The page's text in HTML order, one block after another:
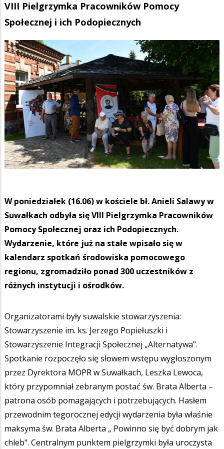
VIII Pielgrzymka Pracowników Pomocy
Społecznej i ich Podopiecznych
W poniedziałek (16.06) w kościele bł. Anieli Salawy w
Suwałkach odbyła się VIII Pielgrzymka Pracowników
Pomocy Społecznej oraz ich Podopiecznych.
Wydarzenie, które już na stałe wpisało się w
kalendarz spotkań środowiska pomocowego
regionu, zgromadziło ponad 300 uczestników z
różnych instytucji i ośrodków.
Organizatorami były suwalskie stowarzyszenia:
Stowarzyszenie im. ks. Jerzego Popiełuszki i
Stowarzyszenie Integracji Społecznej „Alternatywa".
Spotkanie rozpoczęło się słowem wstępu wygłoszonym
przez Dyrektora MOPR w Suwałkach, Leszka Lewoca,
który przypomniał zebranym postać św. Brata Alberta –
patrona osób pomagających i potrzebujących. Hasłem
przewodnim tegorocznej edycji wydarzenia była właśnie
maksyma św. Brata Alberta „ Powinno się być dobrym jak
chleb". Centralnym punktem pielgrzymki była uroczysta